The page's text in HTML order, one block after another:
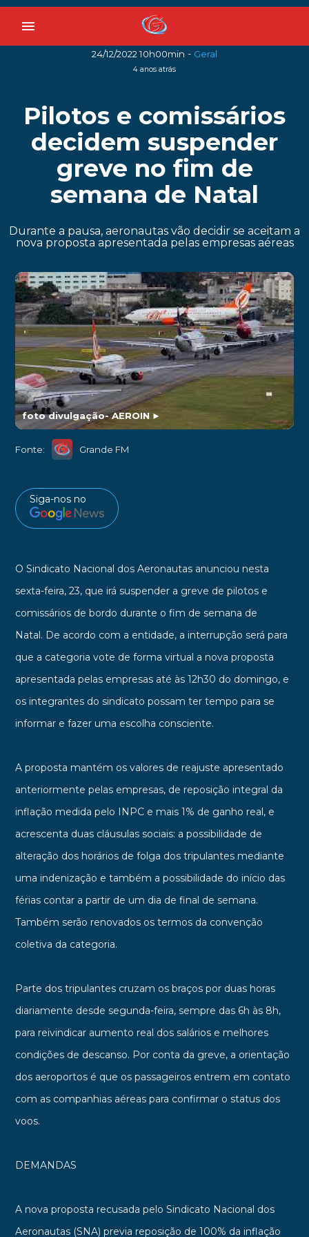
menu
24/12/2022 10h00min - Geral
4 anos atrás
Pilotos e comissários
decidem suspender
greve no fim de
semana de Natal
Durante a pausa, aeronautas vão decidir se aceitam a
nova proposta apresentada pelas empresas aéreas
foto divulgação- AEROIN►
Fonte: Grande FM
Siga-nos no
O Sindicato Nacional dos Aeronautas anunciou nesta
sexta-feira, 23, que irá suspender a greve de pilotos e
comissários de bordo durante o fim de semana de
Natal. De acordo com a entidade, a interrupção será para
que a categoria vote de forma virtual a nova proposta
apresentada pelas empresas até às 12h30 do domingo, e
os integrantes do sindicato possam ter tempo para se
informar e fazer uma escolha consciente.
A proposta mantém os valores de reajuste apresentado
anteriormente pelas empresas, de reposição integral da
inflação medida pelo INPC e mais 1% de ganho real, e
acrescenta duas cláusulas sociais: a possibilidade de
alteração dos horários de folga dos tripulantes mediante
uma indenização e também a possibilidade do início das
férias contar a partir de um dia de final de semana.
Também serão renovados os termos da convenção
coletiva da categoria.
Parte dos tripulantes cruzam os braços por duas horas
diariamente desde segunda-feira, sempre das 6h às 8h,
para reivindicar aumento real dos salários e melhores
condições de descanso. Por conta da greve, a orientação
dos aeroportos é que os passageiros entrem em contato
com as companhias aéreas para confirmar o status dos
voos.
DEMANDAS
A nova proposta recusada pelo Sindicato Nacional dos
Aeronautas (SNA) previa reposição de 100% da inflação